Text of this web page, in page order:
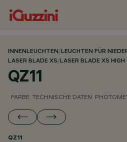
INNENLEUCHTEN/LEUCHTEN FÜR
LASER BLADE XS/LASER BLADE XS
QZ11
FARBE TECHNISCHE DATEN
QZ11